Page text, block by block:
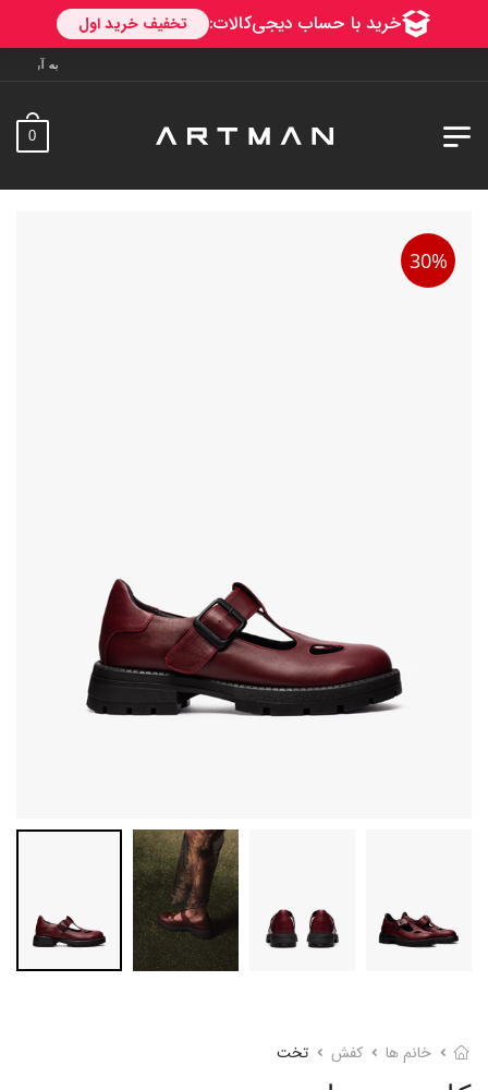
به آرتمن خوش آمدید. ارسال به
0
30%
خانم ها کفش تخت